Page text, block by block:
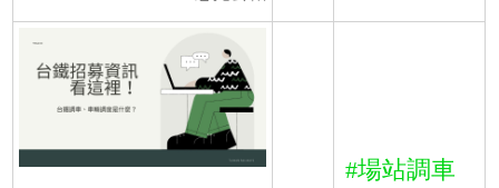
#場站調車